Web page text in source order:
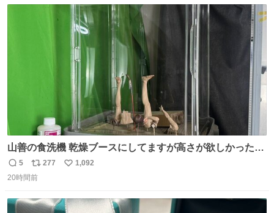
着した車両が発見されました。 今でも残っていること自体
が奇跡です……。
数
山善の食洗機 乾燥ブースにしてますが高さが欲しかったの
でコレクションケースを置くだけのツルセコ改造 扉が手前
に開き天井の温度もしっかり上がるのでかなり使いやすく
返
信
5
リ
ポ
ト
277
い
数
1,092
20時間前